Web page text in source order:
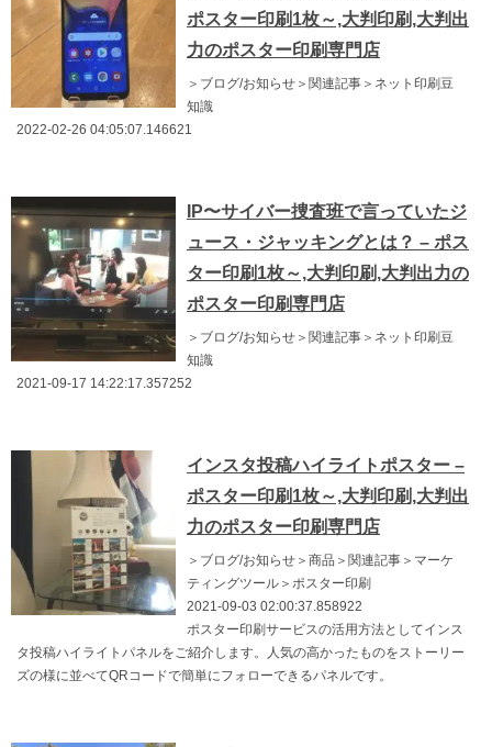
ポスター印刷1枚～,大判印刷,大判出
力のポスター印刷専門店
＞ブログ/お知らせ＞関連記事＞ネット印刷豆
知識
2022-02-26 04:05:07.146621
IP〜サイバー捜査班で言っていたジ
ュース・ジャッキングとは？ – ポス
ター印刷1枚～,大判印刷,大判出力の
ポスター印刷専門店
＞ブログ/お知らせ＞関連記事＞ネット印刷豆
知識
2021-09-17 14:22:17.357252
インスタ投稿ハイライトポスター –
ポスター印刷1枚～,大判印刷,大判出
力のポスター印刷専門店
＞ブログ/お知らせ＞商品＞関連記事＞マーケ
ティングツール＞ポスター印刷
2021-09-03 02:00:37.858922
ポスター印刷サービスの活用方法としてインス
タ投稿ハイライトパネルをご紹介します。人気の高かったものをストーリー
ズの様に並べてQRコードで簡単にフォローできるパネルです。